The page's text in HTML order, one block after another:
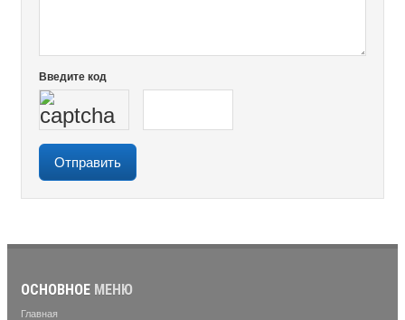
Введите код
ОСНОВНОЕ МЕНЮ
Главная